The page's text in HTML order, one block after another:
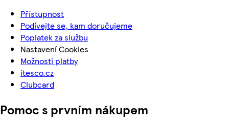
Přístupnost
Podívejte se, kam doručujeme
Poplatek za službu
Nastavení Cookies
Možnosti platby
itesco.cz
Clubcard
Pomoc s prvním nákupem